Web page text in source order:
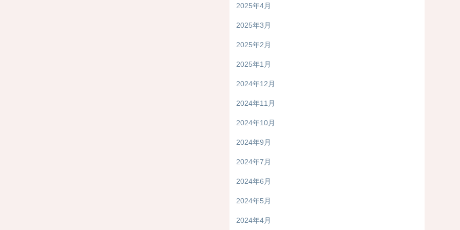
2025年4月
2025年3月
2025年2月
2025年1月
2024年12月
2024年11月
2024年10月
2024年9月
2024年7月
2024年6月
2024年5月
2024年4月